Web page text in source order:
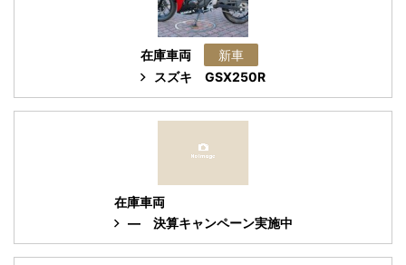
在庫車両
新車
スズキ GSX250R
在庫車両
―決算キャンペーン実施中